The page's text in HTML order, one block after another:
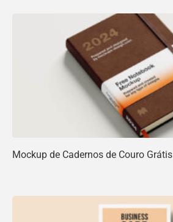
Mockup de Cadernos de Couro Grátis